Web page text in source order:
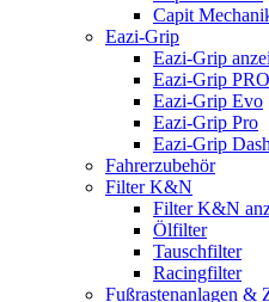
Capit
Eazi-Grip
Eazi-Grip
Eazi-Grip
Eazi-Grip Evo
Eazi-Grip Pro
Eazi-Grip
Fahrerzubehör
Filter K&N
Filter K&N
Ölfilter
Tauschfilter
Racingfilter
Fußrastenanlagen &